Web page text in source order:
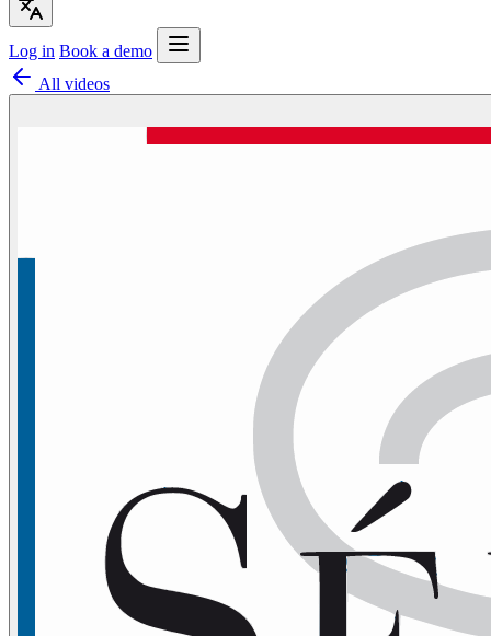
Log in Book a demo
All videos